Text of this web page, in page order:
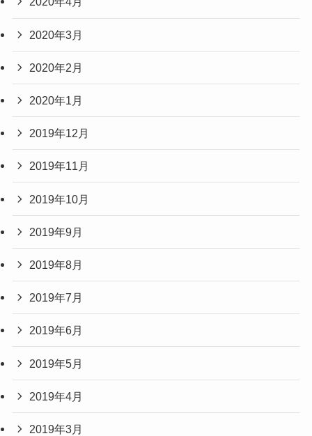
2020年3月
2020年2月
2020年1月
2019年12月
2019年11月
2019年10月
2019年9月
2019年8月
2019年7月
2019年6月
2019年5月
2019年4月
2019年3月